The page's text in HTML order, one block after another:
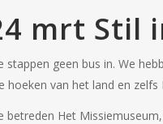
mrt Stil
stappen geen bus in. We
hoeken van het land en
betreden Het